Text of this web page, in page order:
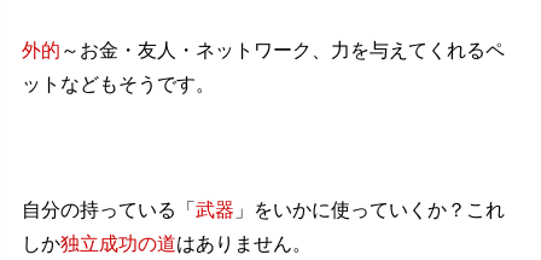
外的 ～お金・友人・ネットワーク、力を与えてくれるペ
ットなどもそうです。
自分の持っている「 武器 」をいかに使っていくか？これ
しか独立成功の道はありません。